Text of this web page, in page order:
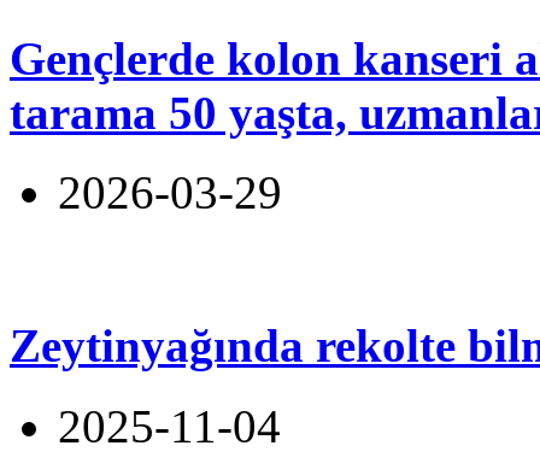
Gençlerde kolon kanseri
tarama 50 yaşta,
2026-03-29
Zeytinyağında rekolte
2025-11-04